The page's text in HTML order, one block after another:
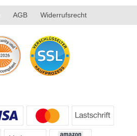
AGB Widerrufsrecht